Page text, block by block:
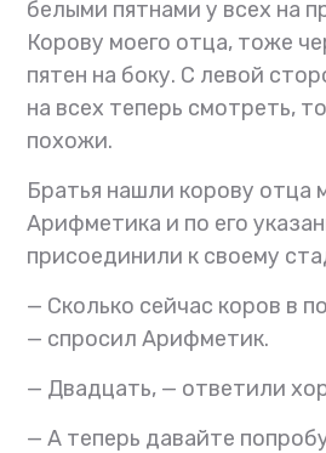
белыми пятнами у всех на
Корову моего отца, тоже
пятен на боку. С левой
на всех теперь смотреть,
похожи.
Братья нашли корову отца
Арифметика и по его
присоединили к своему
— Сколько сейчас коров в
— спросил Арифметик.
— Двадцать, — ответили
— А теперь давайте